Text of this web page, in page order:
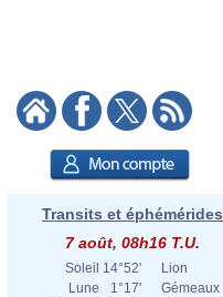
Transits et éphémérides
7 août, 08h16 T.U.
Soleil 14°52'
Lion
Lune
1°17'
Gémeaux